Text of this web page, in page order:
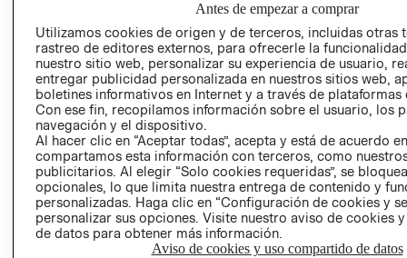
Y ÉTICA (INGLÉS)
PETICIONES
QUEJAS Y
RECLAMOS
Colombia ($)
CAMBIAR REGIÓN
RECIÉN NACIDO
NOVEDADES
Antes de empezar a comprar
Utilizamos cookies de origen y de terceros, incluidas otras
rastreo de editores externos, para ofrecerle la
nuestro sitio web, personalizar su experiencia de usuario,
entregar publicidad personalizada en nuestros sitios web,
boletines informativos en Internet y a través de plataformas
Con ese fin, recopilamos información sobre el usuario, los
navegación y el dispositivo.
Al hacer clic en “Aceptar todas”, acepta y está de acuerdo
compartamos esta información con terceros, como
publicitarios. Al elegir “Solo cookies requeridas”, se
opcionales, lo que limita nuestra entrega de contenido y
personalizadas. Haga clic en “Configuración de cookies y
personalizar sus opciones. Visite nuestro aviso de cookies
de datos para obtener más información.
Aviso de cookies y uso compartido de datos